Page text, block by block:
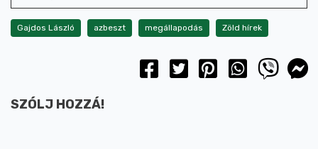
Gajdos László azbeszt megállapodás Zöld hírek
SZÓLJ HOZZÁ!